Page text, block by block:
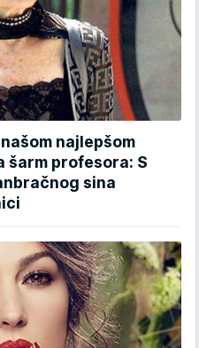
najlepšom
šarm profesora: S
sina